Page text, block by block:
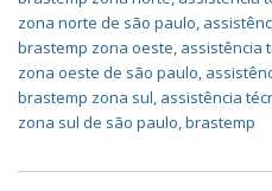
zona norte de são paulo,
brastemp zona oeste, assistência
zona oeste de são paulo,
brastemp zona sul, assistência
zona sul de são paulo,brastemp